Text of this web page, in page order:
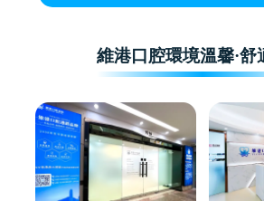
維港口腔環境溫馨·舒